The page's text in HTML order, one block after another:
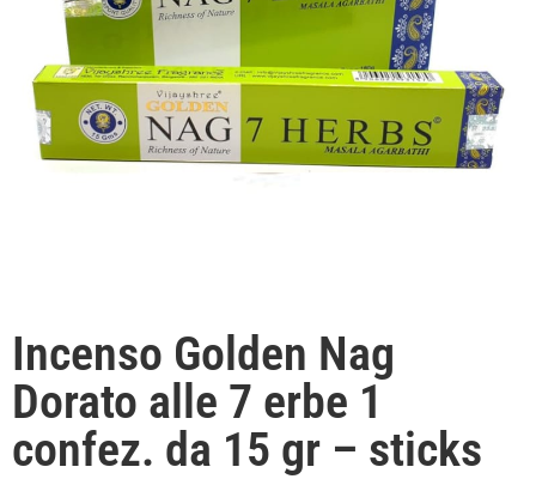
Incenso Golden Nag
Dorato alle 7 erbe 1
confez. da 15 gr – sticks